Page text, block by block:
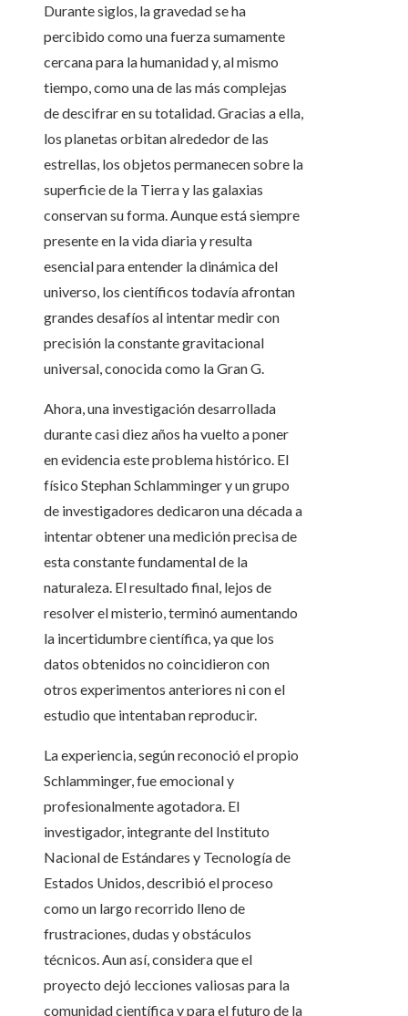
Durante siglos, la gravedad se ha
percibido como una fuerza sumamente
cercana para la humanidad y, al mismo
tiempo, como una de las más complejas
de descifrar en su totalidad. Gracias a ella,
los planetas orbitan alrededor de las
estrellas, los objetos permanecen sobre la
superficie de la Tierra y las galaxias
conservan su forma. Aunque está siempre
presente en la vida diaria y resulta
esencial para entender la dinámica del
universo, los científicos todavía afrontan
grandes desafíos al intentar medir con
precisión la constante gravitacional
universal, conocida como la Gran G.
Ahora, una investigación desarrollada
durante casi diez años ha vuelto a poner
en evidencia este problema histórico. El
físico Stephan Schlamminger y un grupo
de investigadores dedicaron una década a
intentar obtener una medición precisa de
esta constante fundamental de la
naturaleza. El resultado final, lejos de
resolver el misterio, terminó aumentando
la incertidumbre científica, ya que los
datos obtenidos no coincidieron con
otros experimentos anteriores ni con el
estudio que intentaban reproducir.
La experiencia, según reconoció el propio
Schlamminger, fue emocional y
profesionalmente agotadora. El
investigador, integrante del Instituto
Nacional de Estándares y Tecnología de
Estados Unidos, describió el proceso
como un largo recorrido lleno de
frustraciones, dudas y obstáculos
técnicos. Aun así, considera que el
proyecto dejó lecciones valiosas para la
comunidad científica y para el futuro de la